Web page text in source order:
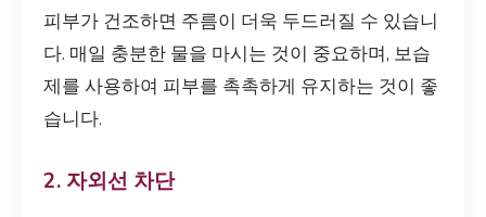
피부가 건조하면 주름이 더욱 두드러질 수 있습니
다. 매일 충분한 물을 마시는 것이 중요하며, 보습
제를 사용하여 피부를 촉촉하게 유지하는 것이 좋
습니다.
2. 자외선 차단